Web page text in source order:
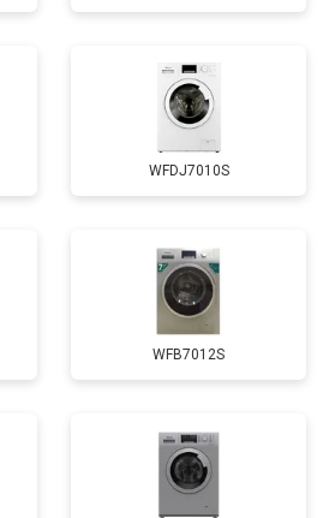
от 2800 ₽ Заказать
от 3800 ₽ Заказать
от 2200 ₽ Заказать
от 2300 ₽ Заказать
от 3600 ₽ Заказать
от 3350 ₽ Заказать
от 3450 ₽
WFDJ7010S
WFB7012S